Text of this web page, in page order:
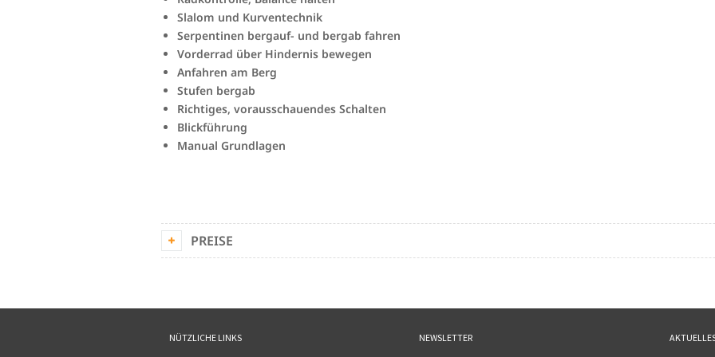
Slalom und Kurventechnik
Serpentinen bergauf- und bergab fahren
Vorderrad über Hindernis bewegen
Anfahren am Berg
Stufen bergab
Richtiges, vorausschauendes Schalten
Blickführung
Manual Grundlagen
PREISE
NÜTZLICHE LINKS NEWSLETTER